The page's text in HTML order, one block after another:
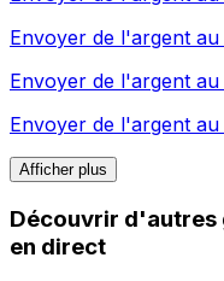
Envoyer de l'argent au
Envoyer de l'argent au
Envoyer de l'argent au
Afficher plus
Découvrir d'autres
en direct